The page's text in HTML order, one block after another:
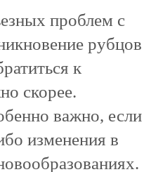
проблем с
рубцов
к
скорее.
важно, если
изменения в